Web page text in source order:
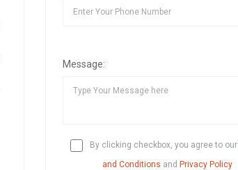
Message:
By clicking checkbox, you agree to our
and Conditions and Privacy Policy